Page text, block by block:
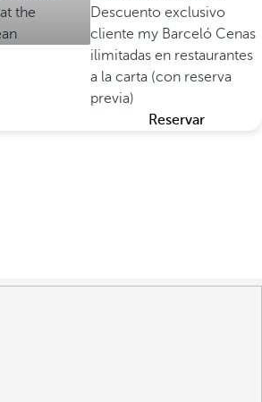
Descuento exclusivo
cliente my Barceló Cenas
ilimitadas en restaurantes
a la carta (con reserva
previa)
Reservar